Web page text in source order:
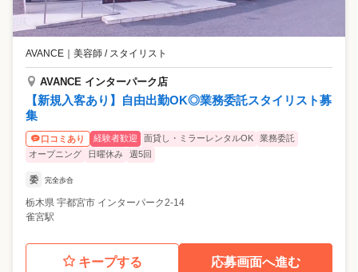
AVANCE ｜ 美容師 / スタイリスト
AVANCE インターパーク店
【新規入客あり】自由出勤OK◎業務委託スタイリスト募
集
口コミあり 経験者歓迎 面貸し・ミラーレンタルOK
業務委託
オープニング
日曜休み 週5回
委 完全歩合
栃木県 宇都宮市 インターパーク2-14
雀宮駅
キープする 応募画面へ進む